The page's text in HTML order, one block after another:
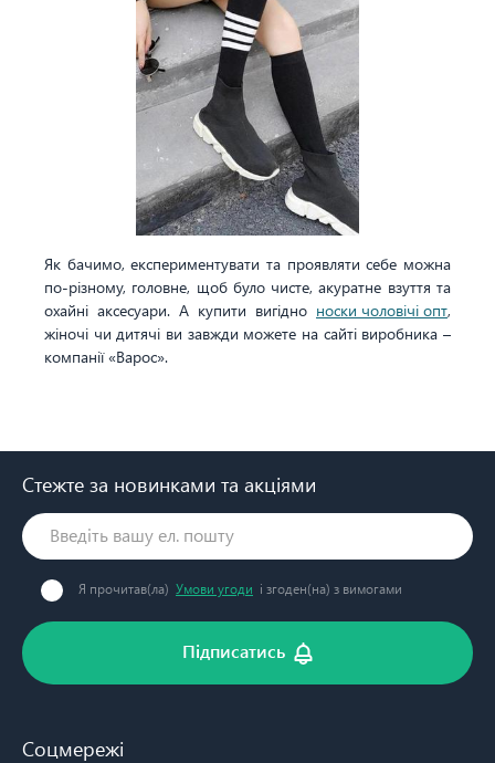
Як бачимо, експериментувати та проявляти себе можна
по-різному, головне, щоб було чисте, акуратне взуття та
охайні аксесуари. А купити вигідно носки чоловічі опт,
жіночі чи дитячі ви завжди можете на сайті виробника –
компанії «Варос».
Стежте за новинками та акціями
Я прочитав(ла) Умови угоди і згоден(на) з вимогами
Підписатись
Соцмережі